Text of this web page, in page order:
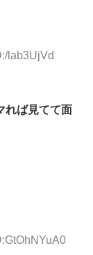
lab3UjVd
れば見てて面